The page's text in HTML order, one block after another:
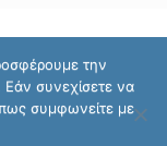
την
Εάν συνεχίσετε να
πως συμφωνείτε με